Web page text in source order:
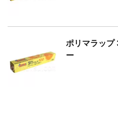
ポリマラッ
ー